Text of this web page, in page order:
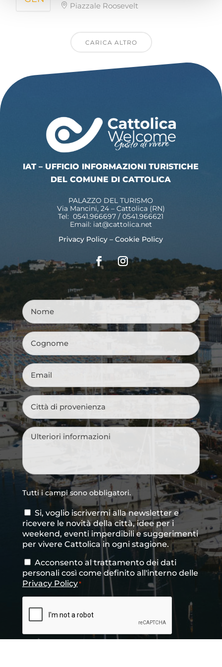
Piazzale Roosevelt
CARICA ALTRO
IAT – UFFICIO INFORMAZIONI TURISTICHE
DEL COMUNE DI CATTOLICA
PALAZZO DEL TURISMO
Via Mancini, 24 – Cattolica (RN)
Tel: 0541.966697 / 0541.966621
Email: iat@cattolica.net
Privacy Policy –Cookie Policy
Nome
Cognome
Email
Città
di
provenienza*
Messaggio
Tutti i campi sono obbligatori.
Consenso
newsletter
Si, voglio iscrivermi alla newsletter e
ricevere le novità della città, idee per i
weekend, eventi imperdibili e suggerimenti
per vivere Cattolica in ogni stagione.
Consenso*
Acconsento al trattamento dei dati
personali così come definito all'interno delle
Privacy Policy*